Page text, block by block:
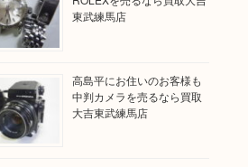
東武練馬店
高島平にお住いのお客様も
中判カメラを売るなら買取
大吉東武練馬店